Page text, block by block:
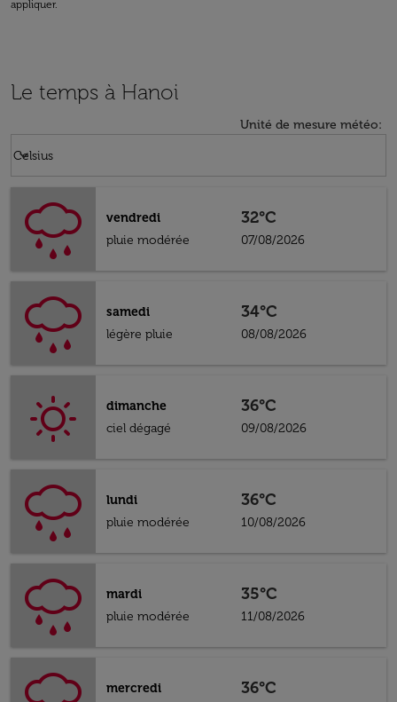
appliquer.
Le temps à Hanoi
Unité de mesure météo:
Celsius
keyboard_arrow_down
vendredi
pluie modérée
32°C
07/08/2026
samedi
légère pluie
34°C
08/08/2026
dimanche
ciel dégagé
36°C
09/08/2026
lundi
pluie modérée
36°C
10/08/2026
mardi
pluie modérée
35°C
11/08/2026
mercredi
36°C